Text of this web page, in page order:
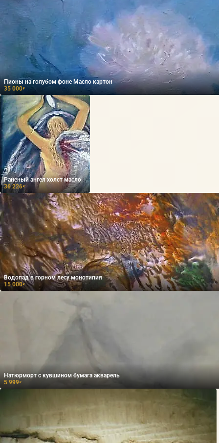
Пионы на голубом фоне Масло картон
35 000₽
Раненый ангел холст масло
36 226₽
Водопад в горном лесу монотипия
15 000₽
Натюрморт с кувшином бумага акварель
5 999₽